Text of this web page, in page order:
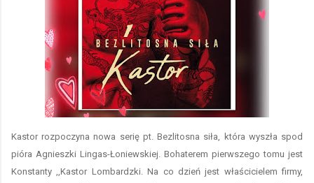
Kastor rozpoczyna nowa serię pt. Bezlitosna siła, która wyszła spod
pióra Agnieszki Lingas-Łoniewskiej. Bohaterem pierwszego tomu jest
Konstanty ,,Kastor Lombardzki. Na co dzień jest właścicielem firmy,